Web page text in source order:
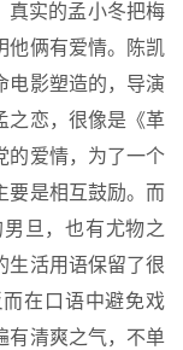
真实的孟小冬把梅
他俩有爱情。陈凯
电影塑造的，导演
之恋，很像是《革
的爱情，为了一个
要是相互鼓励。而
旦，也有尤物之
生活用语保留了很
在口语中避免戏
有清爽之气，不单